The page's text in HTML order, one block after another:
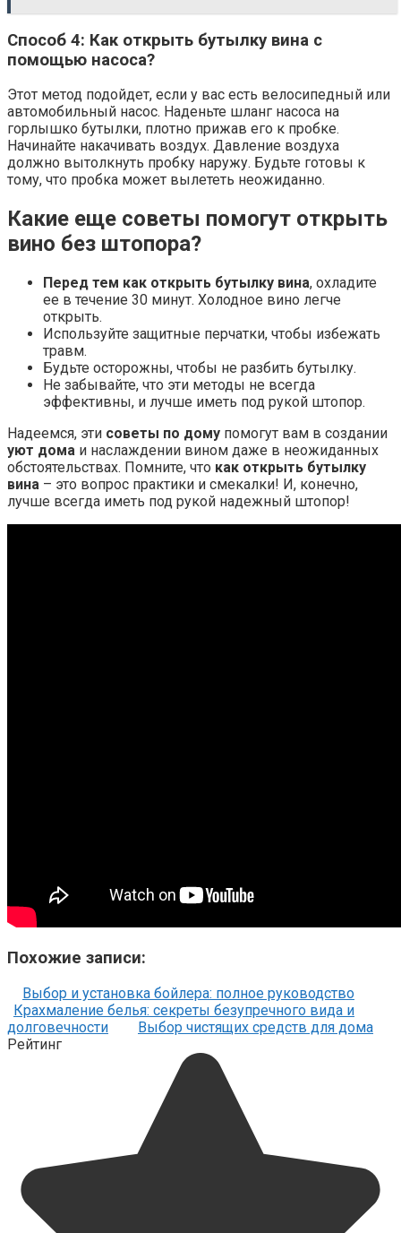
Способ 4: Как открыть бутылку вина с
помощью насоса?
Этот метод подойдет, если у вас есть велосипедный или
автомобильный насос. Наденьте шланг насоса на
горлышко бутылки, плотно прижав его к пробке.
Начинайте накачивать воздух. Давление воздуха
должно вытолкнуть пробку наружу. Будьте готовы к
тому, что пробка может вылететь неожиданно.
Какие еще советы помогут открыть
вино без штопора?
Перед тем как открыть бутылку вина, охладите
ее в течение 30 минут. Холодное вино легче
открыть.
Используйте защитные перчатки, чтобы избежать
травм.
Будьте осторожны, чтобы не разбить бутылку.
Не забывайте, что эти методы не всегда
эффективны, и лучше иметь под рукой штопор.
Надеемся, эти советы по дому помогут вам в создании
уют дома и наслаждении вином даже в неожиданных
обстоятельствах. Помните, что как открыть бутылку
вина – это вопрос практики и смекалки! И, конечно,
лучше всегда иметь под рукой надежный штопор!
Похожие записи:
Выбор и установка бойлера: полное руководство
Крахмаление белья: секреты безупречного вида и
долговечности
Выбор чистящих средств для дома
Рейтинг